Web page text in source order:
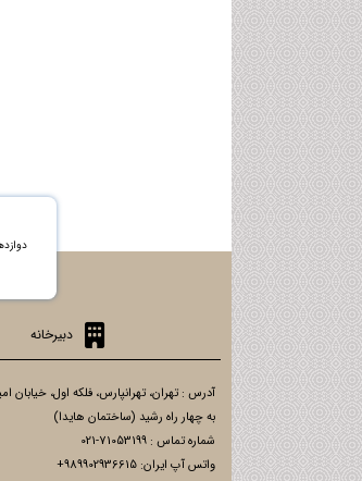
دبیرخانه
آدرس : تهران، تهرانپارس، فلکه اول، خیابان
به چهار راه رشید (ساختمان هایدا)
شماره تماس : 71053199-021
واتس آپ ایران: 989902936615+